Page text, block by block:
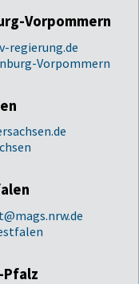
Vorpommern
regierung.de
Vorpommern
Pfalz